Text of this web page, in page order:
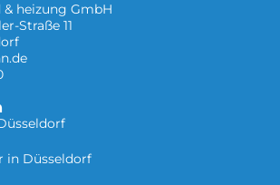
& heizung GmbH
Straße 11
in Düsseldorf